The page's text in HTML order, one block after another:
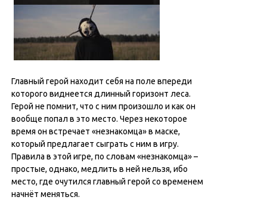
Главный герой находит себя на поле впереди
которого виднеется длинный горизонт леса.
Герой не помнит, что с ним произошло и как он
вообще попал в это место. Через некоторое
время он встречает «незнакомца» в маске,
который предлагает сыграть с ним в игру.
Правила в этой игре, по словам «незнакомца» –
простые, однако, медлить в ней нельзя, ибо
место, где очутился главный герой со временем
начнёт меняться.